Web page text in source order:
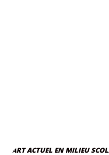
ART ACTUEL EN MILIEU